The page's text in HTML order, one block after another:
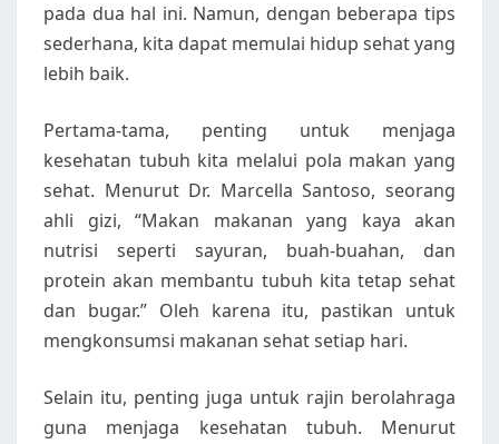
pada dua hal ini. Namun, dengan beberapa tips
sederhana, kita dapat memulai hidup sehat yang
lebih baik.
Pertama-tama, penting untuk menjaga
kesehatan tubuh kita melalui pola makan yang
sehat. Menurut Dr. Marcella Santoso, seorang
ahli gizi, “Makan makanan yang kaya akan
nutrisi seperti sayuran, buah-buahan, dan
protein akan membantu tubuh kita tetap sehat
dan bugar.” Oleh karena itu, pastikan untuk
mengkonsumsi makanan sehat setiap hari.
Selain itu, penting juga untuk rajin berolahraga
guna menjaga kesehatan tubuh. Menurut